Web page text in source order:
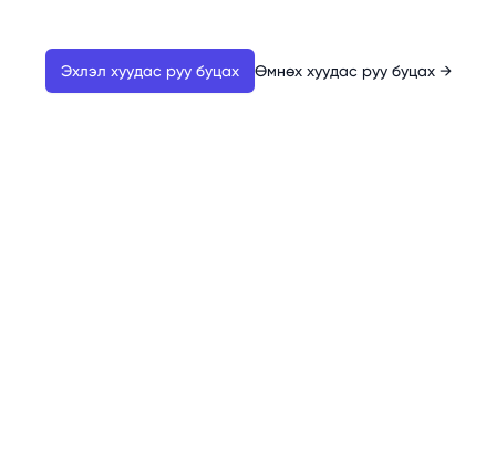
Эхлэл хуудас руу буцах Өмнөх хуудас руу буцах →